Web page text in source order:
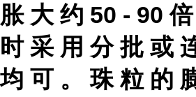
胀 大 约 50 - 90
时 采 用 分 批 或
均 可 。 珠 粒 的